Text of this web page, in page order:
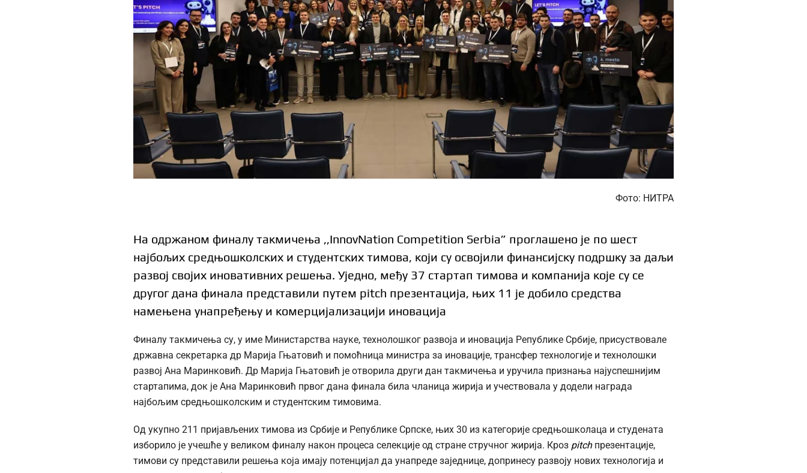
Фото: НИТРА
На одржаном финалу такмичења ,,InnovNation Competition Serbia” проглашено је по шест
најбољих средњошколских и студентских тимова, који су освојили финансијску подршку за даљи
развој својих иновативних решења. Уједно, међу 37 стартап тимова и компанија које су се
другог дана финала представили путем pitch презентација, њих 11 је добило средства
намењена унапређењу и комерцијализацији иновација
Финалу такмичења су, у име Министарства науке, технолошког развоја и иновација Републике Србије, присуствовале
државна секретарка др Марија Гњатовић и помоћница министра за иновације, трансфер технологије и технолошки
развој Ана Маринковић. Др Марија Гњатовић је отворила други дан такмичења и уручила признања најуспешнијим
стартапима, док је Ана Маринковић првог дана финала била чланица жирија и учествовала у додели награда
најбољим средњошколским и студентским тимовима.
Од укупно 211 пријављених тимова из Србије и Републике Српске, њих 30 из категорије средњошколаца и студената
изборило је учешће у великом финалу након процеса селекције од стране стручног жирија. Кроз pitchпрезентације,
тимови су представили решења која имају потенцијал да унапреде заједнице, допринесу развоју нових технологија и